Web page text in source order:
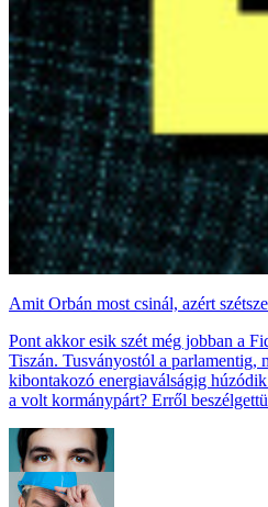
Amit Orbán most csinál, azért
Pont akkor esik szét még jobban a
Tiszán. Tusványostól a parlamentig,
kibontakozó energiaválságig
a volt kormánypárt? Erről